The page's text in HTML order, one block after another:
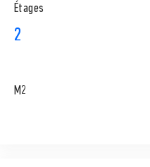
​Étages
2
M2